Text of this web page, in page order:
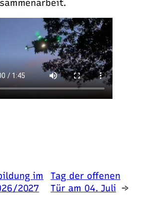
im
2027
Tag der offenen
Tür am 04. Juli →